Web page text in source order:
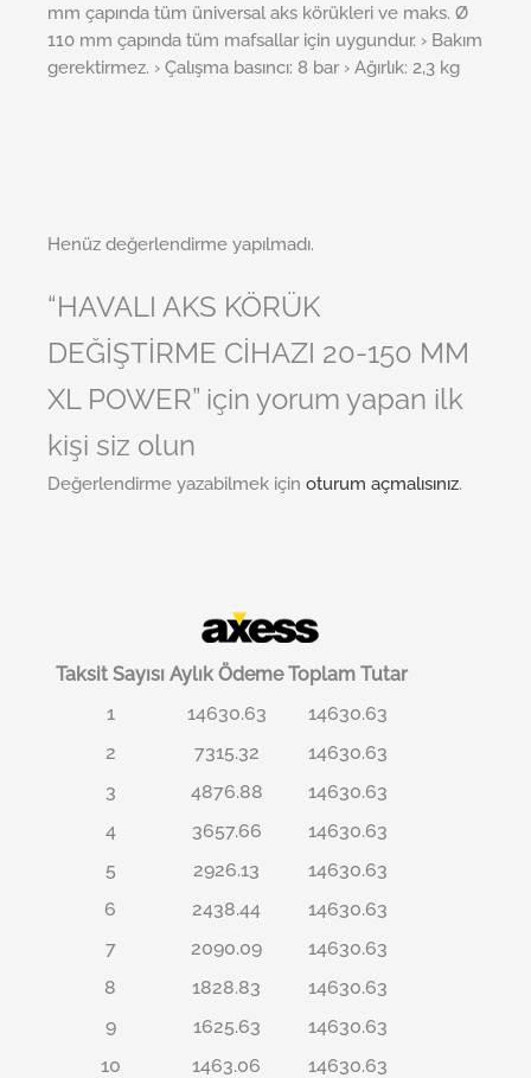
mm çapında tüm üniversal aks körükleri ve maks. Ø
110 mm çapında tüm mafsallar için uygundur. › Bakım
gerektirmez. › Çalışma basıncı: 8 bar › Ağırlık: 2,3 kg
Henüz değerlendirme yapılmadı.
“HAVALI AKS KÖRÜK
DEĞİŞTİRME CİHAZI 20-150 MM
XL POWER” için yorum yapan ilk
kişi siz olun
Değerlendirme yazabilmek için oturum açmalısınız.
Taksit Sayısı Aylık Ödeme Toplam Tutar
1
14630.63
14630.63
2
7315.32
14630.63
3
4876.88
14630.63
4
3657.66
14630.63
5
2926.13
14630.63
6
2438.44
14630.63
7
2090.09
14630.63
8
1828.83
14630.63
9
1625.63
14630.63
10
1463.06 14630.63